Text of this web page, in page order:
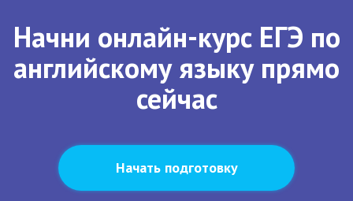
Начни онлайн-курс ЕГЭ по
английскому языку прямо
сейчас
Начать подготовку